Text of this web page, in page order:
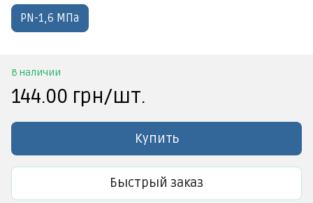
PN-1,6 МПа
В наличии
144.00 грн/шт.
Купить
Быстрый заказ